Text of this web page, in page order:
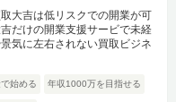
大吉は低リスクでの開業が可
だけの開業支援サービで未経
気に左右されない買取ビジネ
始める 年収1000万を目指せる